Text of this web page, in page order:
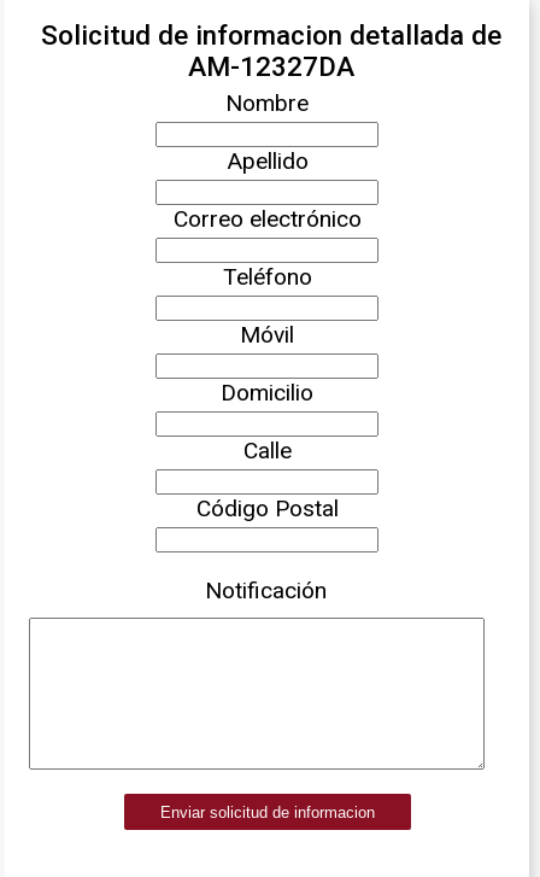
Solicitud de informacion detallada de
AM-12327DA
Nombre
Apellido
Correo electrónico
Teléfono
Móvil
Domicilio
Calle
Código Postal
Notificación
Enviar solicitud de informacion